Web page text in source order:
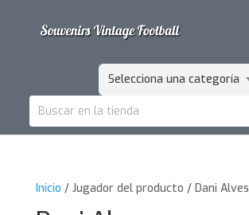
Selecciona una categoría
Inicio / Jugador del producto / Dani Alves